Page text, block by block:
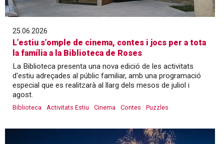
25.06.2026
L’estiu s’omple de cinema, contes i jocs per a tota
la família a la Biblioteca de Roses
La Biblioteca presenta una nova edició de les activitats
d'estiu adreçades al públic familiar, amb una programació
especial que es realitzarà al llarg dels mesos de juliol i
agost.
Biblioteca Activitats Estiu Cinema Contes Puzzles